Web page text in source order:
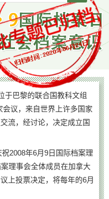
于巴黎的联合国教科文组
议，来自世界上许多国家
流，经讨论，决定成立国
2008年6月9日国际档案理
理事会全体成员在加拿大
上投票决定，将每年的6月